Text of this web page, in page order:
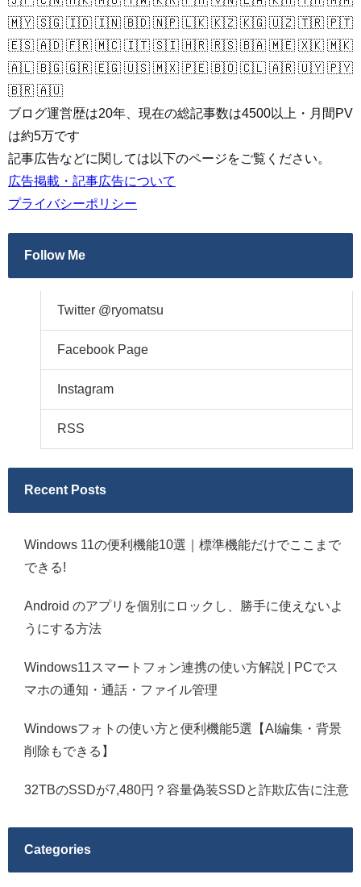
🇲🇾 🇸🇬 🇮🇩 🇮🇳 🇧🇩 🇳🇵 🇱🇰 🇰🇿 🇰🇬 🇺🇿 🇹🇷 🇵🇹
🇪🇸 🇦🇩 🇫🇷 🇲🇨 🇮🇹 🇸🇮 🇭🇷 🇷🇸 🇧🇦 🇲🇪 🇽🇰 🇲🇰
🇦🇱 🇧🇬 🇬🇷 🇪🇬 🇺🇸 🇲🇽 🇵🇪 🇧🇴 🇨🇱 🇦🇷 🇺🇾 🇵🇾
🇧🇷 🇦🇺
ブログ運営歴は20年、現在の総記事数は4500以上・月間PV
は約5万です
記事広告などに関しては以下のページをご覧ください。
広告掲載・記事広告について
プライバシーポリシー
Follow Me
Twitter @ryomatsu
Facebook Page
Instagram
RSS
Recent Posts
Windows 11の便利機能10選｜標準機能だけでここまで
できる!
Android のアプリを個別にロックし、勝手に使えないよ
うにする方法
Windows11スマートフォン連携の使い方解説 | PCでス
マホの通知・通話・ファイル管理
Windowsフォトの使い方と便利機能5選【AI編集・背景
削除もできる】
32TBのSSDが7,480円？容量偽装SSDと詐欺広告に注意
Categories